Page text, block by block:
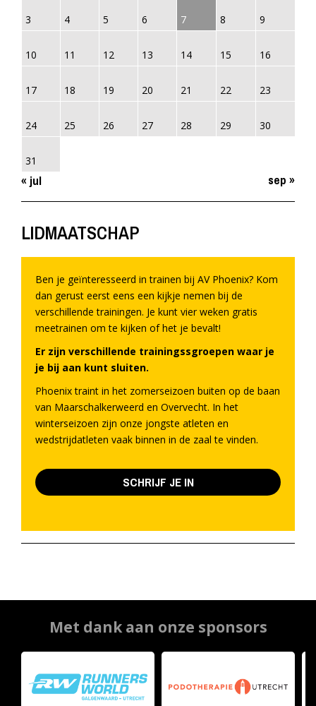
3 4 5 6 7 8 9
10 11 12 13 14 15 16
17 18 19 20 21 22 23
24 25 26 27 28 29 30
31
« jul sep »
LIDMAATSCHAP
Ben je geïnteresseerd in trainen bij AV Phoenix? Kom
dan gerust eerst eens een kijkje nemen bij de
verschillende trainingen. Je kunt vier weken gratis
meetrainen om te kijken of het je bevalt!
Er zijn verschillende trainingssgroepen waar je
je bij aan kunt sluiten.
Phoenix traint in het zomerseizoen buiten op de baan
van Maarschalkerweerd en Overvecht. In het
winterseizoen zijn onze jongste atleten en
wedstrijdatleten vaak binnen in de zaal te vinden.
SCHRIJF JE IN
Met dank aan onze sponsors